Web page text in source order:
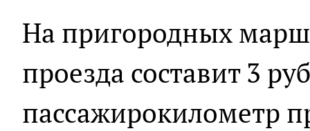
На пригородных
проезда составит 3
пассажирокилометр